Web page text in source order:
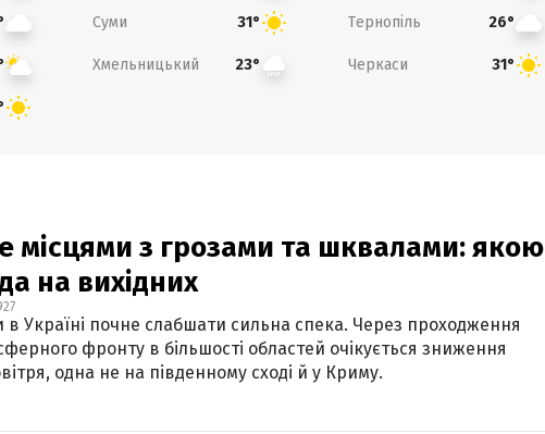
Суми 31° Тернопіль 26°
Хмельницький 23° Черкаси 31°
місцями з грозами та шквалами: якою
на вихідних
Україні почне слабшати сильна спека. Через проходження
фронту в більшості областей очікується зниження
одна не на південному сході й у Криму.